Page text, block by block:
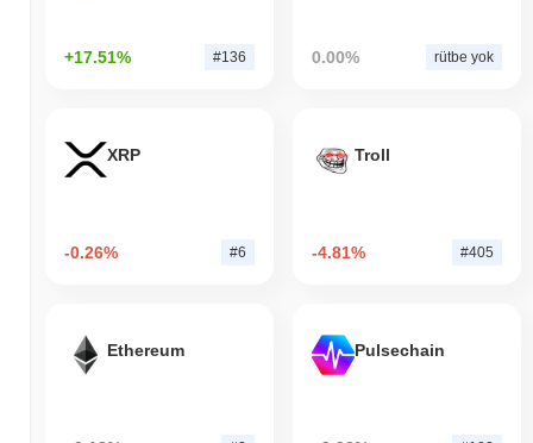
+17.51% #136 0.00% rütbe yok
XRP
-0.26% #6
Troll
-4.81% #405
Ethereum Pulsechain